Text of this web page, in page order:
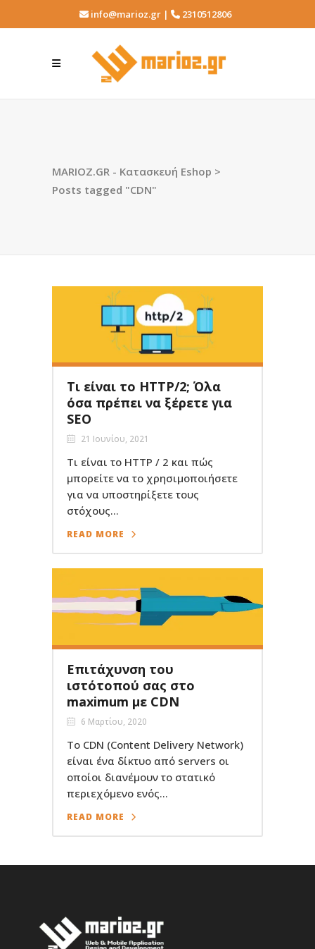
info@marioz.gr | 2310512806
MARIOZ.GR - Κατασκευή Eshop >
Posts tagged "CDN"
Τι είναι το HTTP/2; Όλα
όσα πρέπει να ξέρετε για
SEO
21 Ιουνίου, 2021
Τι είναι το HTTP / 2 και πώς
μπορείτε να το χρησιμοποιήσετε
για να υποστηρίξετε τους
στόχους...
READ MORE
Επιτάχυνση του
ιστότοπού σας στο
maximum με CDN
6 Μαρτίου, 2020
Το CDN (Content Delivery Network)
είναι ένα δίκτυο από servers οι
οποίοι διανέμουν το στατικό
περιεχόμενο ενός...
READ MORE